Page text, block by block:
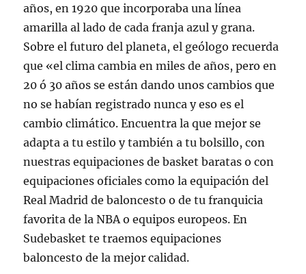
años, en 1920 que incorporaba una línea
amarilla al lado de cada franja azul y grana.
Sobre el futuro del planeta, el geólogo recuerda
que «el clima cambia en miles de años, pero en
20 ó 30 años se están dando unos cambios que
no se habían registrado nunca y eso es el
cambio climático. Encuentra la que mejor se
adapta a tu estilo y también a tu bolsillo, con
nuestras equipaciones de basket baratas o con
equipaciones oficiales como la equipación del
Real Madrid de baloncesto o de tu franquicia
favorita de la NBA o equipos europeos. En
Sudebasket te traemos equipaciones
baloncesto de la mejor calidad.